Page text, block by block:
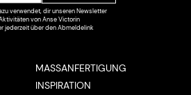
verwendet, dir unseren Newsletter
von Anse Victorin
jederzeit über den Abmeldelink
MASSANFERTIGUNG
INSPIRATION